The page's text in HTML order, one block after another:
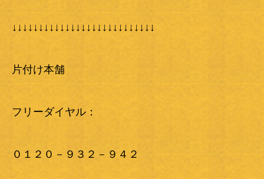
↓↓↓↓↓↓↓↓↓↓↓↓↓↓↓↓↓↓↓↓↓↓↓↓↓↓↓
片付け本舗
フリーダイヤル：
０１２０－９３２－９４２